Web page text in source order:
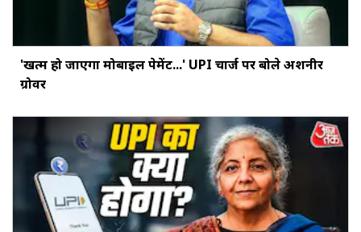
'खत्‍म हो जाएगा मोबाइल पेमेंट...' UPI चार्ज पर बोले अशनीर
ग्रोवर